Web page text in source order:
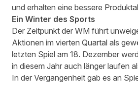
und erhalten eine bessere
Ein Winter des Sports
Der Zeitpunkt der WM führt
Aktionen im vierten Quartal als
letzten Spiel am 18. Dezember
in diesem Jahr auch länger laufen
In der Vergangenheit gab es an